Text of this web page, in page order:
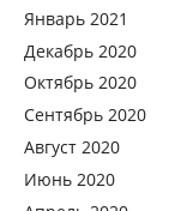
Январь 2021
Декабрь 2020
Октябрь 2020
Сентябрь 2020
Август 2020
Июнь 2020